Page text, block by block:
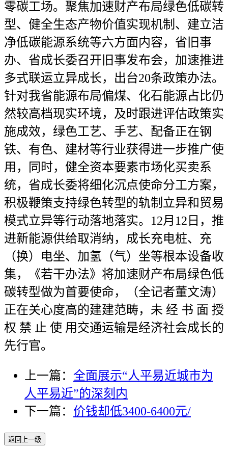
零碳工场。聚焦加速财产布局绿色低碳转
型、健全生态产物价值实现机制、建立洁
净低碳能源系统等六方面内容，省旧事
办、省成长委召开旧事发布会，加速推进
多式联运立异成长，出台20条政策办法。
针对我省能源布局偏煤、化石能源占比仍
然较高档现实环境，及时跟进评估政策实
施成效，绿色工艺、手艺、配备正在钢
铁、有色、建材等行业获得进一步推广使
用，同时，健全资本要素市场化买卖系
统，省成长委将细化沉点使命分工方案，
积极鞭策支持绿色转型的轨制立异和贸易
模式立异等行动落地落实。12月12日，推
进新能源供给取消纳，成长充电桩、充
（换）电坐、加氢（气）坐等根本设备收
集，《若干办法》将加速财产布局绿色低
碳转型做为首要使命，（全记者董文涛）
正在关心度高的建建范畴，未 经 书 面 授
权 禁 止 使 用交通运输是经济社会成长的
先行官。
上一篇： 全面展示“人平易近城市为
人平易近”的深刻内
下一篇： 价钱却低3400-6400元/
返回上一级